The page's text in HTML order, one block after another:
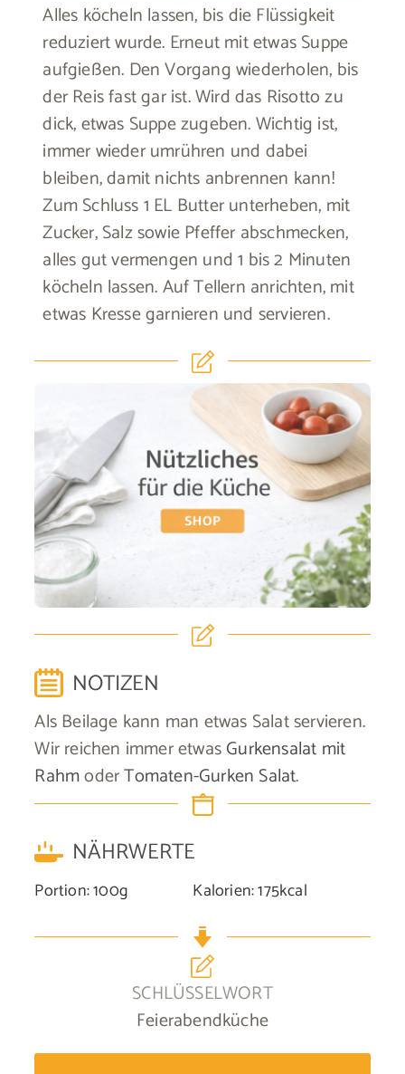
Alles köcheln lassen, bis die Flüssigkeit
reduziert wurde. Erneut mit etwas Suppe
aufgießen. Den Vorgang wiederholen, bis
der Reis fast gar ist. Wird das Risotto zu
dick, etwas Suppe zugeben. Wichtig ist,
immer wieder umrühren und dabei
bleiben, damit nichts anbrennen kann!
Zum Schluss 1 EL Butter unterheben, mit
Zucker, Salz sowie Pfeffer abschmecken,
alles gut vermengen und 1 bis 2 Minuten
köcheln lassen. Auf Tellern anrichten, mit
etwas Kresse garnieren und servieren.
NOTIZEN
Als Beilage kann man etwas Salat servieren.
Wir reichen immer etwasGurkensalat mit
RahmoderTomaten-Gurken Salat.
NÄHRWERTE
Portion:100g Kalorien:175kcal
SCHLÜSSELWORT
Feierabendküche